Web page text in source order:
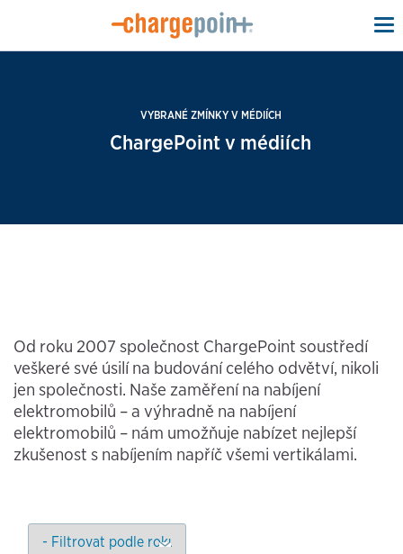
VYBRANÉ ZMÍNKY V MÉDIÍCH
ChargePoint v médiích
Od roku 2007 společnost ChargePoint soustředí
veškeré své úsilí na budování celého odvětví, nikoli
jen společnosti. Naše zaměření na nabíjení
elektromobilů – a výhradně na nabíjení
elektromobilů – nám umožňuje nabízet nejlepší
zkušenost s nabíjením napříč všemi vertikálami.